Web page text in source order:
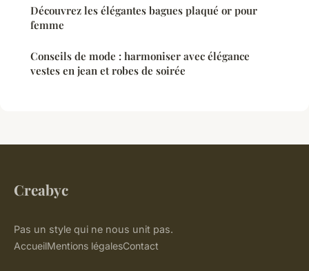
Découvrez les élégantes bagues plaqué or pour
femme
Conseils de mode : harmoniser avec élégance
vestes en jean et robes de soirée
Creabyc
Pas un style qui ne nous unit pas.
AccueilMentions légalesContact